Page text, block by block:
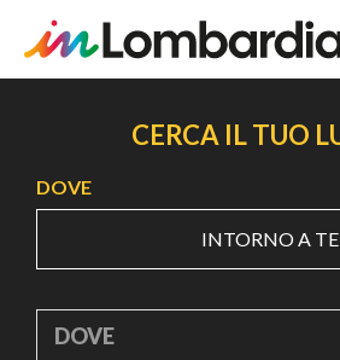
principale
CERCA IL TUO
DOVE
INTORNO A TE
DOVE